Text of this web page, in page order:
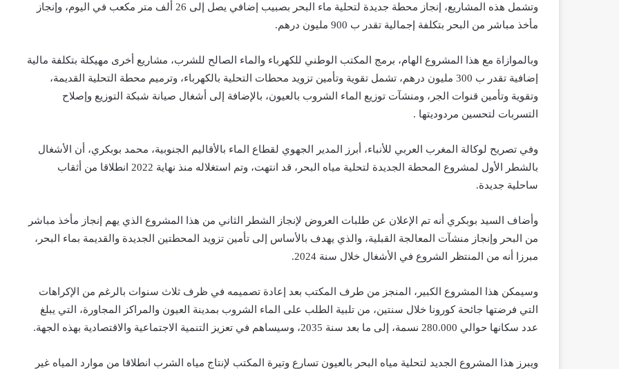
وتشمل هذه المشاريع، إنجاز محطة جديدة لتحلية ماء البحر بصبيب إضافي يصل إلى 26 ألف متر مكعب في اليوم، وإنجاز
مأخذ مباشر من البحر بتكلفة إجمالية تقدر ب 900 مليون درهم.
وبالموازاة مع هذا المشروع الهام، برمج المكتب الوطني للكهرباء والماء الصالح للشرب، مشاريع أخرى مهيكلة بتكلفة مالية
إضافية تقدر ب 300 مليون درهم، تشمل تقوية وتأمين تزويد محطات التحلية بالكهرباء، وترميم محطة التحلية القديمة،
وتقوية وتأمين قنوات الجر، ومنشآت توزيع الماء الشروب بالعيون، بالإضافة إلى أشغال صيانة شبكة التوزيع وإصلاح
التسربات لتحسين مردوديتها .
وفي تصريح لوكالة المغرب العربي للأنباء، أبرز المدير الجهوي لقطاع الماء بالأقاليم الجنوبية، محمد بوبكري، أن الأشغال
بالشطر الأول لمشروع المحطة الجديدة لتحلية مياه البحر، قد انتهت، وتم استغلاله منذ نهاية 2022 انطلاقا من أثقاب
ساحلية جديدة.
وأضاف السيد بوبكري أنه تم الإعلان عن طلبات العروض لإنجاز الشطر الثاني من هذا المشروع الذي يهم إنجاز مأخذ مباشر
من البحر وإنجاز منشآت المعالجة القبلية، والذي يهدف بالأساس إلى تأمين تزويد المحطتين الجديدة والقديمة بماء البحر،
مبرزا أنه من المنتظر الشروع في الأشغال خلال سنة 2024.
وسيمكن هذا المشروع الكبير، المنجز من طرف المكتب بعد إعادة تصميمه في ظرف ثلاث سنوات بالرغم من الإكراهات
التي فرضتها جائحة كورونا خلال سنتين، من تلبية الطلب على الماء الشروب بمدينة العيون والمراكز المجاورة، التي يبلغ
عدد سكانها حوالي 280.000 نسمة، إلى ما بعد سنة 2035، وسيساهم في تعزيز التنمية الاجتماعية والاقتصادية بهذه الجهة.
ويبرز هذا المشروع الجديد لتحلية مياه البحر بالعيون تسارع وتيرة المكتب لإنتاج مياه الشرب انطلاقا من موارد المياه غير